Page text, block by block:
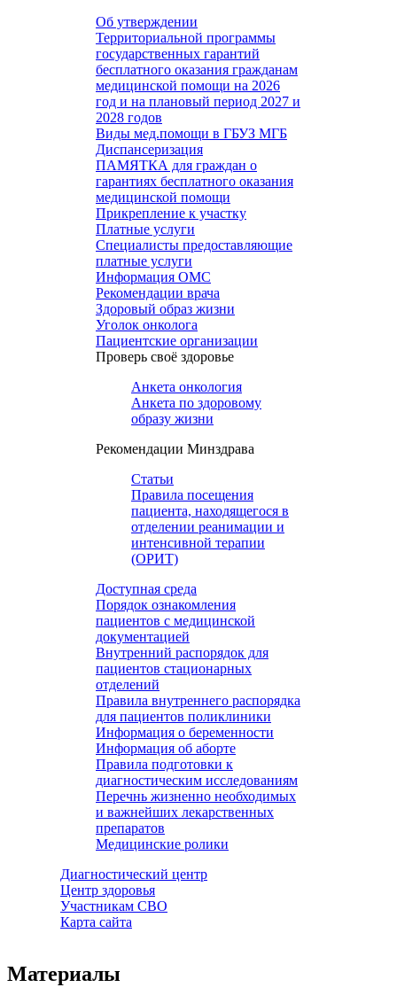
Об утверждении
Территориальной программы
государственных гарантий
бесплатного оказания гражданам
медицинской помощи на 2026
год и на плановый период 2027 и
2028 годов
Виды мед.помощи в ГБУЗ МГБ
Диспансеризация
ПАМЯТКА для граждан о
гарантиях бесплатного оказания
медицинской помощи
Прикрепление к участку
Платные услуги
Специалисты предоставляющие
платные услуги
Информация ОМС
Рекомендации врача
Здоровый образ жизни
Уголок онколога
Пациентские организации
Проверь своё здоровье
Анкета онкология
Анкета по здоровому
образу жизни
Рекомендации Минздрава
Статьи
Правила посещения
пациента, находящегося в
отделении реанимации и
интенсивной терапии
(ОРИТ)
Доступная среда
Порядок ознакомления
пациентов с медицинской
документацией
Внутренний распорядок для
пациентов стационарных
отделений
Правила внутреннего распорядка
для пациентов поликлиники
Информация о беременности
Информация об аборте
Правила подготовки к
диагностическим исследованиям
Перечнь жизненно необходимых
и важнейших лекарственных
препаратов
Медицинские ролики
Диагностический центр
Центр здоровья
Участникам СВО
Карта сайта
Материалы